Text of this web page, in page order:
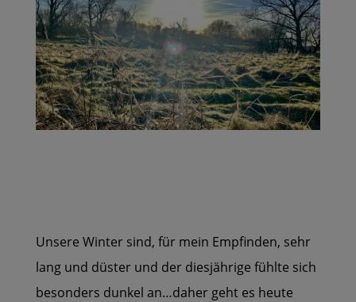
Unsere Winter sind, für mein Empfinden, sehr
lang und düster und der diesjährige fühlte sich
besonders dunkel an…daher geht es heute